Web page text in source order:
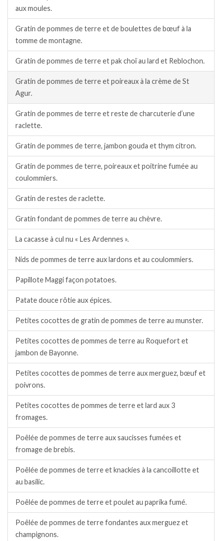
aux moules.
Gratin de pommes de terre et de boulettes de bœuf à la
tomme de montagne.
Gratin de pommes de terre et pak choï au lard et Reblochon.
Gratin de pommes de terre et poireaux à la crème de St
Agur.
Gratin de pommes de terre et reste de charcuterie d’une
raclette.
Gratin de pommes de terre, jambon gouda et thym citron.
Gratin de pommes de terre, poireaux et poitrine fumée au
coulommiers.
Gratin de restes de raclette.
Gratin fondant de pommes de terre au chèvre.
La cacasse à cul nu « Les Ardennes ».
Nids de pommes de terre aux lardons et au coulommiers.
Papillote Maggi façon potatoes.
Patate douce rôtie aux épices.
Petites cocottes de gratin de pommes de terre au munster.
Petites cocottes de pommes de terre au Roquefort et
jambon de Bayonne.
Petites cocottes de pommes de terre aux merguez, bœuf et
poivrons.
Petites cocottes de pommes de terre et lard aux 3
fromages.
Poêlée de pommes de terre aux saucisses fumées et
fromage de brebis.
Poêlée de pommes de terre et knackies à la cancoillotte et
au basilic.
Poêlée de pommes de terre et poulet au paprika fumé.
Poêlée de pommes de terre fondantes aux merguez et
champignons.